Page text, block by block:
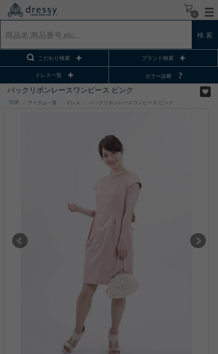
0
検 索
こだわり検索 ブランド検索
ドレス一覧 カラー診断
バックリボンレースワンピース ピンク
TOP アイテム一覧 ドレス バックリボンレースワンピース ピンク